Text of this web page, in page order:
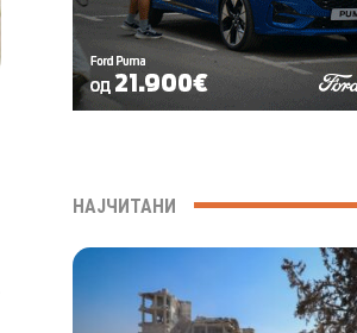
НАЈЧИТАНИ